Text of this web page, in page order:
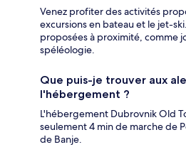
Venez profiter des activités
excursions en bateau et le jet-
proposées à proximité, comme
spéléologie.
Que puis-je trouver aux
l'hébergement ?
L'hébergement Dubrovnik Old
seulement 4 min de marche de
de Banje.